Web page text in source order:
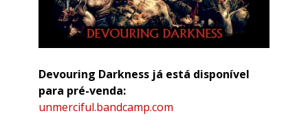
Devouring Darkness já está disponível
para pré-venda:
unmerciful.bandcamp.com